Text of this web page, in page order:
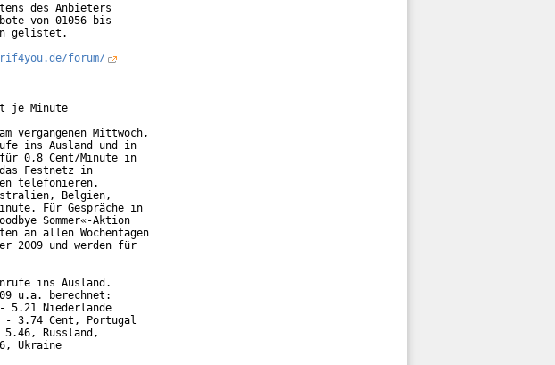
des Anbieters
von 01056 bis
gelistet.
forum/
je Minute
vergangenen Mittwoch,
ins Ausland und in
für 0,8 Cent/Minute in
Festnetz in
telefonieren.
Belgien,
Für Gespräche in
Sommer«-Aktion
an allen Wochentagen
2009 und werden für
ins Ausland.
u.a. berechnet:
5.21 Niederlande
3.74 Cent, Portugal
Russland,
Ukraine